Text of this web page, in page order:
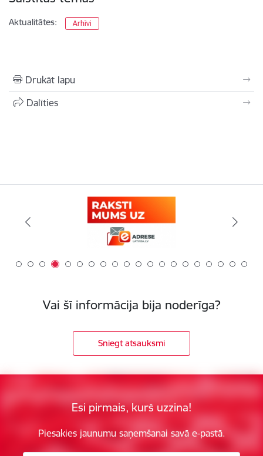
Aktualitātes: Arhīvi
Drukāt lapu
Dalīties
Vai šī informācija bija noderīga?
Sniegt atsauksmi
Esi pirmais, kurš uzzina!
Piesakies jaunumu saņemšanai savā e-pastā.